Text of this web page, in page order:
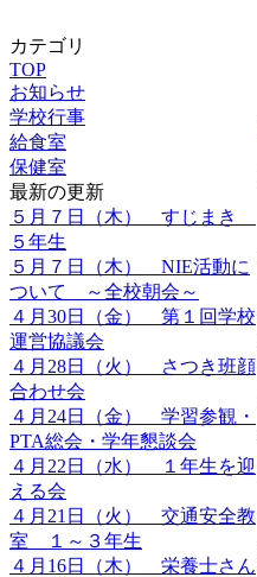
カテゴリ
TOP
お知らせ
学校行事
給食室
保健室
最新の更新
５月７日（木） すじまき
５年生
５月７日（木） NIE活動に
ついて ～全校朝会～
４月30日（金） 第１回学校
運営協議会
４月28日（火） さつき班顔
合わせ会
４月24日（金） 学習参観・
PTA総会・学年懇談会
４月22日（水） １年生を迎
える会
４月21日（火） 交通安全教
室 １～３年生
４月16日（木） 栄養士さん